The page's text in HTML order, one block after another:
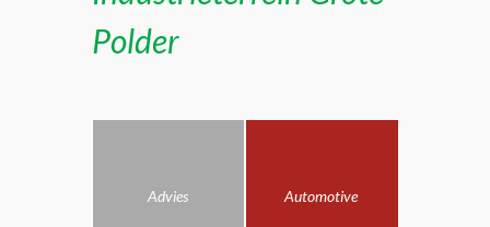
Polder
Advies Automotive